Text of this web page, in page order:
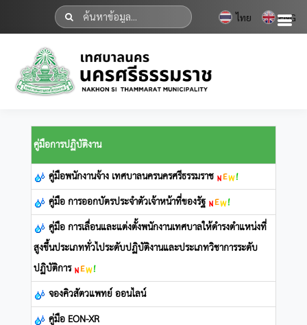
ไทย ENG
คู่มือการปฏิบัติงาน
คู่มือพนักงานจ้าง เทศบาลนครนครศรีธรรมราช
คู่มือ การออกบัตรประจำตัวเจ้าหน้าที่ของรัฐ
คู่มือ การเลื่อนและแต่งตั้งพนักงานเทศบาลให้ดำรงตำแหน่งที่
สูงขึ้นประเภททั่วไประดับปฏิบัติงานและประเภทวิชาการระดับ
ปฏิบัติการ
จองคิวสัตวแพทย์ ออนไลน์
คู่มือ EON-XR